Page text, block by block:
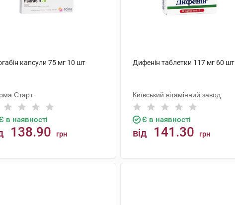
капсули 75 мг 10 шт
Старт
в наявності
138.90 грн
Дифенін таблетки 117 мг 60 шт
Київський вітамінний завод
Є в наявності
від 141.30 грн